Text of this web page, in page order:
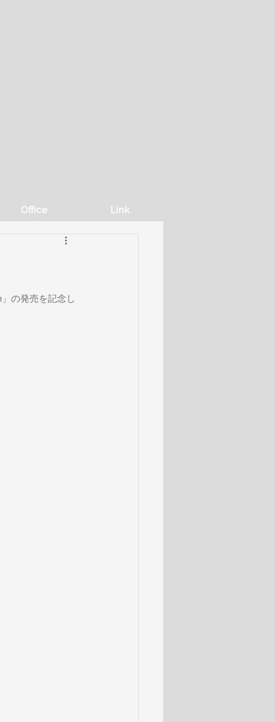
Office Link
の発売を記念し